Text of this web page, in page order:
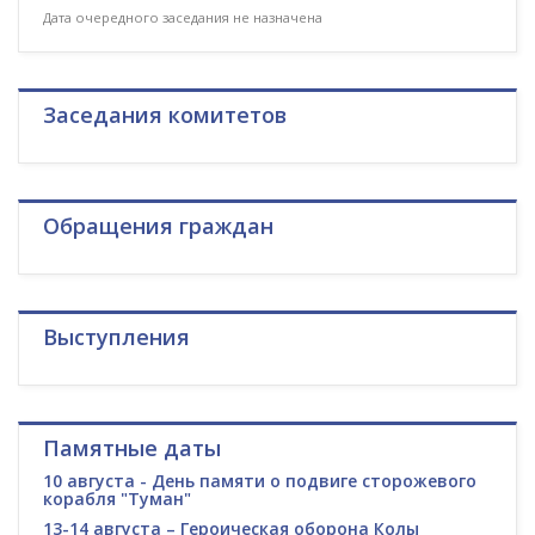
Дата очередного заседания не назначена
Заседания комитетов
Обращения граждан
Выступления
Памятные даты
10 августа - День памяти о подвиге сторожевого
корабля "Туман"
13-14 августа – Героическая оборона Колы